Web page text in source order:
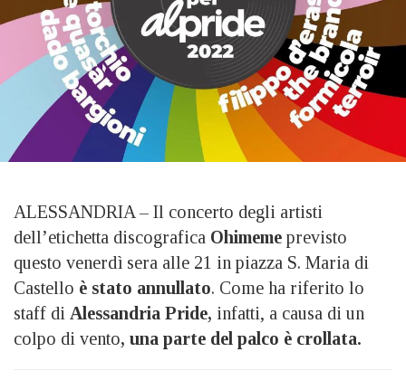
ALESSANDRIA – Il concerto degli artisti
dell’etichetta discografica Ohimeme previsto
questo venerdì sera alle 21 in piazza S. Maria di
Castello è stato annullato. Come ha riferito lo
staff di Alessandria Pride, infatti, a causa di un
colpo di vento, una parte del palco è crollata.